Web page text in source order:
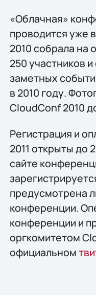
«Облачная»
проводится уже
2010 собрала на
250 участников
заметных
в 2010 году.
CloudConf 2010
Регистрация и
2011 открыты до
сайте
предусмотрена
конференции.
конференции и
оргкомитетом
официальном